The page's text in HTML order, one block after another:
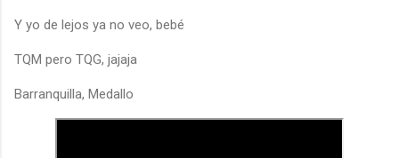
Y yo de lejos ya no veo, bebé
TQM pero TQG, jajaja
Barranquilla, Medallo